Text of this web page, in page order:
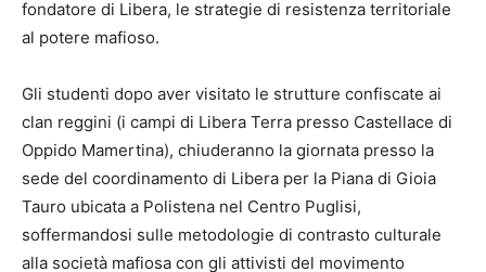
fondatore di Libera, le strategie di resistenza territoriale
al potere mafioso.
Gli studenti dopo aver visitato le strutture confiscate ai
clan reggini (i campi di Libera Terra presso Castellace di
Oppido Mamertina), chiuderanno la giornata presso la
sede del coordinamento di Libera per la Piana di Gioia
Tauro ubicata a Polistena nel Centro Puglisi,
soffermandosi sulle metodologie di contrasto culturale
alla società mafiosa con gli attivisti del movimento